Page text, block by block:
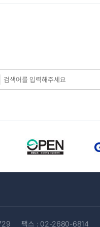
팩스 : 02-2680-6814